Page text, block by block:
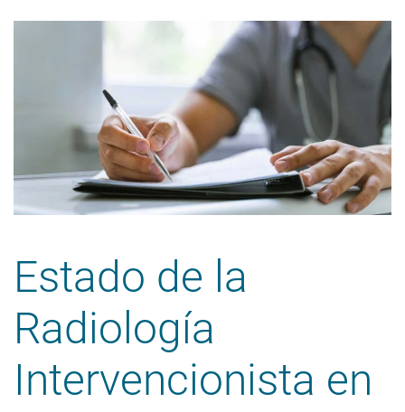
Estado de la
Radiología
Intervencionista en